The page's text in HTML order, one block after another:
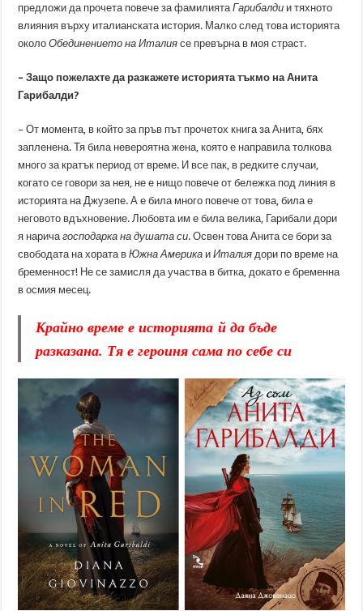
предложи да прочета повече за фамилиятаГарибалди и тяхното
влияния върху италианската история. Малко след това историята
околоОбединението на Италия се превърна в моя страст.
– Защо пожелахте да разкажете историята тъкмо на Анита
Гарибалди?
– От момента, в който за пръв път прочетох книга за Анита, бях
запленена. Тя била невероятна жена, която е направила толкова
много за кратък период от време. И все пак, в редките случаи,
когато се говори за нея, не е нищо повече от бележка под линия в
историята на Джузепе. А е била много повече от това, била е
неговото вдъхновение. Любовта им е била велика, Гарибали дори
я наричагосподарка на душата си. Освен това Анита се бори за
свободата на хората вЮжна Америка иИталия дори по време на
бременност! Не се замисля да участва в битка, докато е бременна
в осмия месец.
Крайно време е историята й да бъде
разказана. Тя е героиня сама по себе си